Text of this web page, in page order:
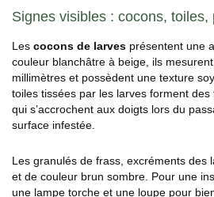
Signes visibles : cocons, toiles,
Les cocons de larves présentent une
couleur blanchâtre à beige, ils
millimètres et possèdent une texture
toiles tissées par les larves forment
qui s’accrochent aux doigts lors du
surface infestée.
Les granulés de frass, excréments des
et de couleur brun sombre. Pour une
une lampe torche et une loupe pour